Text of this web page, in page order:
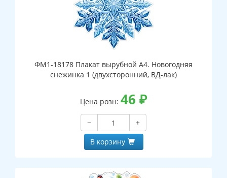
ФМ1-18178 Плакат вырубной А4. Новогодняя
снежинка 1 (двухсторонний, ВД-лак)
Цена розн: 46 ₽
−
+
В корзину